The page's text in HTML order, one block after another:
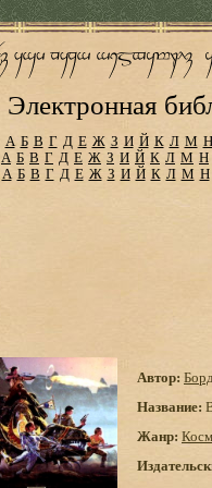
Электронная
А Б В Г Д Е Ж З И Й К Л М Н
А Б В Г Д Е Ж З И Й К Л М Н
А Б В Г Д Е Ж З И Й К Л М Н
Автор:
Название:
Жанр: